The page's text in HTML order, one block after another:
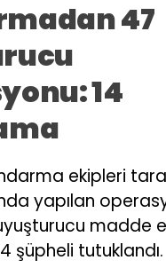
47
14
ekipleri
yapılan
madde
şüpheli tutuklandı.